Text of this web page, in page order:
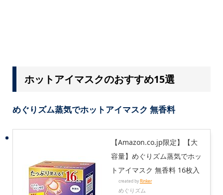
ホットアイマスクのおすすめ15選
めぐりズム蒸気でホットアイマスク 無香料
【Amazon.co.jp限定】【大
容量】めぐりズム蒸気でホッ
トアイマスク 無香料 16枚入
created byRinker
めぐりズム